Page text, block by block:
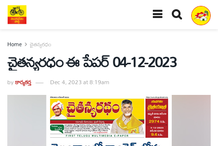
Home చైతన్యరధం
చైతన్యరధం ఈ పేపర్ 04-12-2023
byకార్యకర్త Dec 4, 2023 at 8:19am